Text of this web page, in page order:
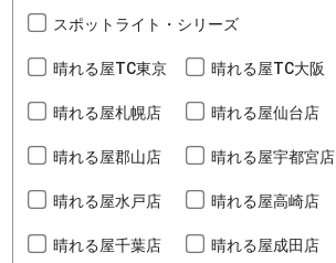
スポットライト・シリーズ
晴れる屋TC東京 晴れる屋TC大阪
晴れる屋札幌店 晴れる屋仙台店
晴れる屋郡山店 晴れる屋宇都宮店
晴れる屋水戸店 晴れる屋高崎店
晴れる屋千葉店 晴れる屋成田店